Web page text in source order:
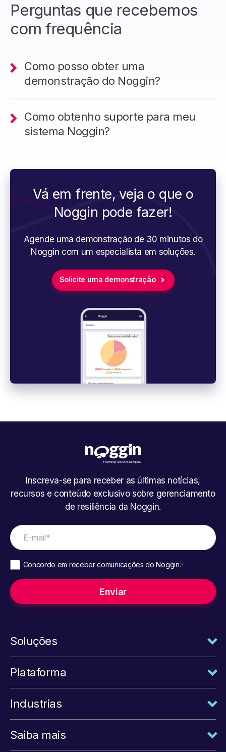
Perguntas que recebemos
com frequência
Como posso obter uma
demonstração do Noggin?
Como obtenho suporte para meu
sistema Noggin?
Vá em frente, veja o que o
Noggin pode fazer!
Agende uma demonstração de 30 minutos do
Noggin com um especialista em soluções.
Solicite uma demonstração
Inscreva-se para receber as últimas notícias,
recursos e conteúdo exclusivo sobre gerenciamento
de resiliência da Noggin.
Concordo em receber comunicações do Noggin.*
Soluções
Plataforma
Industrias
Saiba mais